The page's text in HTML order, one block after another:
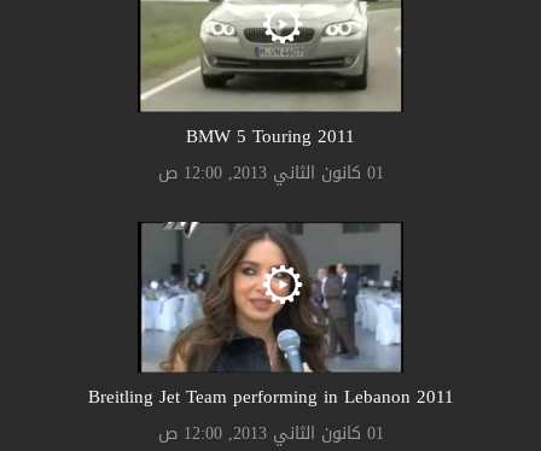
2011 BMW 5 Touring
01 كانون الثاني 2013, 12:00 ص
2011 Breitling Jet Team performing in Lebanon
01 كانون الثاني 2013, 12:00 ص